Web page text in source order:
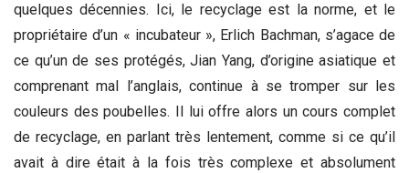
quelques décennies. Ici, le recyclage est la norme, et le
propriétaire d’un « incubateur », Erlich Bachman, s’agace de
ce qu’un de ses protégés, Jian Yang, d’origine asiatique et
comprenant mal l’anglais, continue à se tromper sur les
couleurs des poubelles. Il lui offre alors un cours complet
de recyclage, en parlant très lentement, comme si ce qu’il
avait à dire était à la fois très complexe et absolument